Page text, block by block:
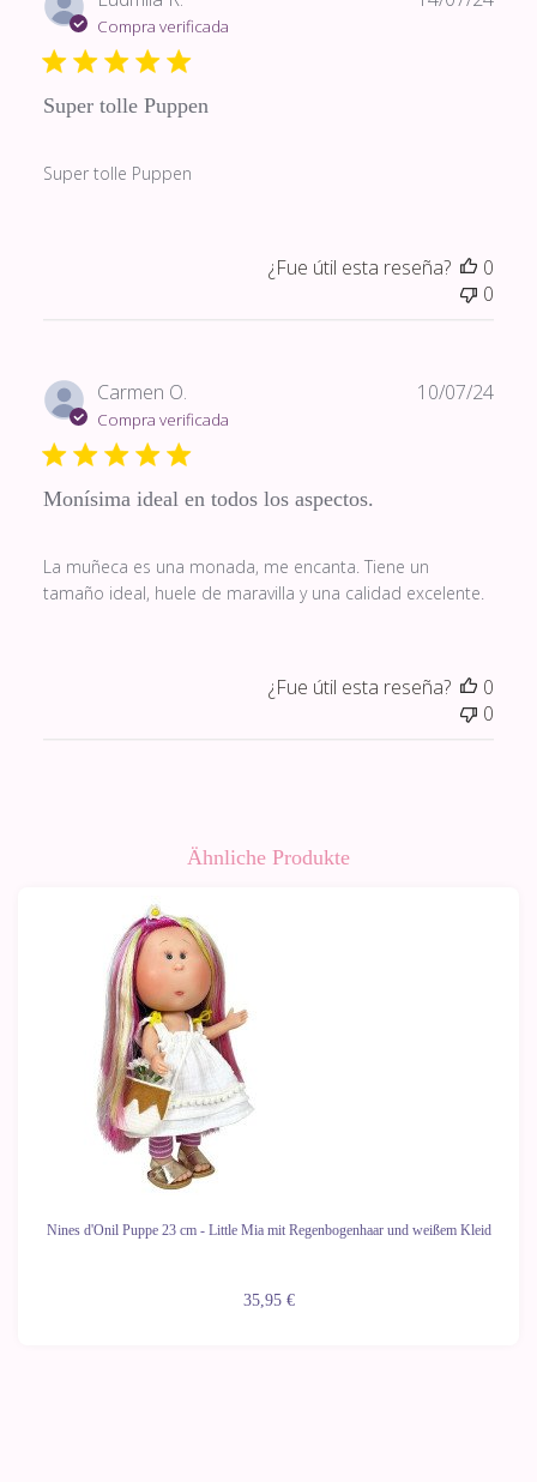
Compra verificada
Super tolle Puppen
Super tolle Puppen
¿Fue útil esta reseña?
0
0
Carmen O.
Compra verificada
Monísima ideal en todos los aspectos.
La muñeca es una monada, me encanta. Tiene un
tamaño ideal, huele de maravilla y una calidad excelente.
10/07/24
¿Fue útil esta reseña?
0
0
Ähnliche Produkte
Nines d'Onil Puppe 23 cm - Little Mia mit Regenbogenhaar und weißem Kleid
35,95 €